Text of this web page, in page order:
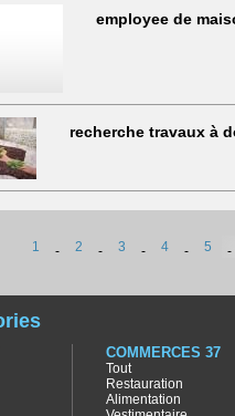
employee de
recherche travaux à
1 - 2 - 3 - 4 - 5 -
COMMERCES 37
Tout
Restauration
Alimentation